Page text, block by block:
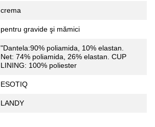
crema
pentru gravide şi mămici
"Dantela:90% poliamida, 10% elastan.
Net: 74% poliamida, 26% elastan. CUP
LINING: 100% poliester
ESOTIQ
LANDY